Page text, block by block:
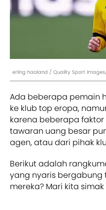
erling haaland / Quality Sport
Ada beberapa pemain
ke klub top eropa,
karena beberapa faktor
tawaran uang besar
agen, atau dari pihak
Berikut adalah
yang nyaris bergabung
mereka? Mari kita